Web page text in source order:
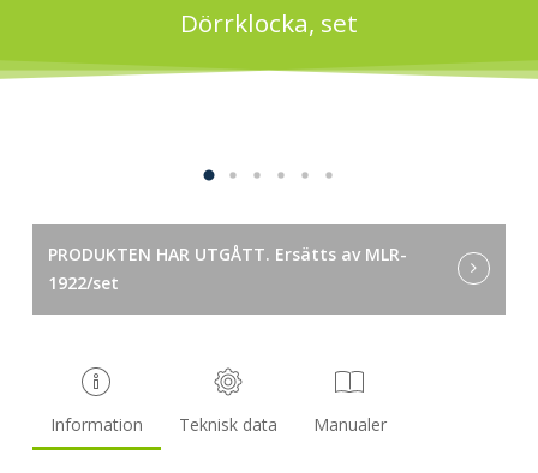
Dörrklocka, set
PRODUKTEN HAR UTGÅTT. Ersätts av MLR-
1922/set
Information Teknisk data Manualer